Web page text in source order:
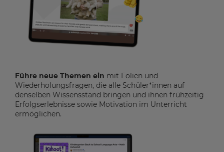
Führe neue Themen ein mit Folien und
Wiederholungsfragen, die alle Schüler*innen auf
denselben Wissensstand bringen und ihnen frühzeitig
Erfolgserlebnisse sowie Motivation im Unterricht
ermöglichen.